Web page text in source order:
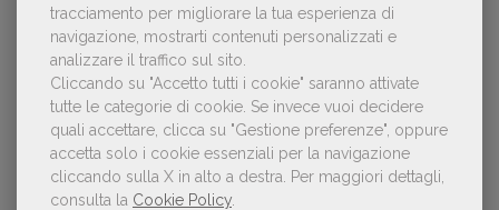
tracciamento per migliorare la tua esperienza di
navigazione, mostrarti contenuti personalizzati e
analizzare il traffico sul sito.
Cliccando su "Accetto tutti i cookie" saranno attivate
tutte le categorie di cookie. Se invece vuoi decidere
quali accettare, clicca su "Gestione preferenze", oppure
accetta solo i cookie essenziali per la navigazione
cliccando sulla X in alto a destra. Per maggiori dettagli,
consulta la Cookie Policy
NOTIZIE DALL'AIE
Il Premio Inge Feltrinelli apre le
candidature per la quinta edizione,
dedicata al tema della pace